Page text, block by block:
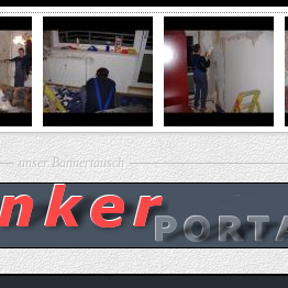
unser Bannertausch